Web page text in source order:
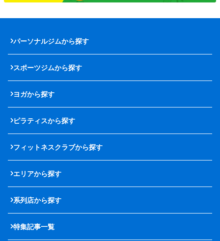
パーソナルジムから探す
スポーツジムから探す
ヨガから探す
ピラティスから探す
フィットネスクラブから探す
エリアから探す
系列店から探す
特集記事一覧